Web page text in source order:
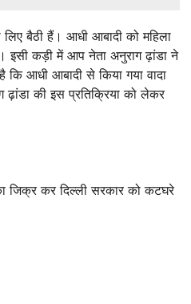
बैठी हैं। आधी आबादी को महिला
इसी कड़ी में आप नेता अनुराग ढ़ांडा ने
आधी आबादी से किया गया वादा
ढ़ांडा की इस प्रतिक्रिया को लेकर
जिक्र कर दिल्ली सरकार को कटघरे